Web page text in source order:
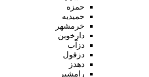
حمزه
حمیدیه
خرمشهر
دارخوین
دزآب
دزفول
دهدز
رامشیر